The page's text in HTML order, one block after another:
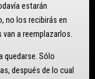
estarán
no los recibirás en
a reemplazarlos.
quedarse. Sólo
después de lo cual